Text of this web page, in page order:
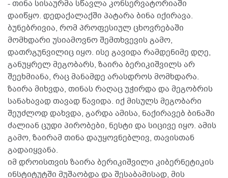
- თინა სისაურმა სწავლა კონსერვატორიაში
დაიწყო. დედაქალაქში პატარა ბინა იქირავა.
ბუნებრივია, რომ პროფესიულ ცხოვრებაში
მომხდარი უსიამოვნო შემთხვევის გამო,
დათრგუნვილიც იყო. ისე გავიდა რამდენიმე დღე,
განუყრელ მეგობარს, ზაირა ბერიკიშვილს არ
შეეხმიანა, რაც მანამდე არასდროს მომხდარა.
ზაირა მიხვდა, თინას რაღაც უჭირდა და მეგობრის
სანახავად თავად წავიდა. იქ მისულს მეგობარი
შეუძლოდ დახვდა, გარდა ამისა, ნაქირავებ ბინაში
ძალიან ცუდი პირობები, ნესტი და სიცივე იყო. ამის
გამო, ზაირამ თინა დაუყოვნებლივ, თავისთან
გადაიყვანა.
იმ დროისთვის ზაირა ბერიკიშვილი კიბერნეტიკის
ინსტიტუტში მუშაობდა და შესაბამისად, მის